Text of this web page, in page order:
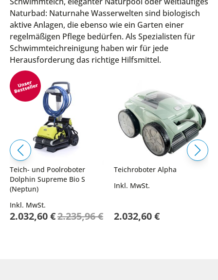
Naturbad: Naturnahe Wasserwelten sind biologisch
aktive Anlagen, die ebenso wie ein Garten einer
regelmäßigen Pflege bedürfen. Als Spezialisten für
Schwimmteichreinigung haben wir für jede
Herausforderung das richtige Hilfsmittel.
Teich- und Poolroboter
Dolphin Supreme Bio S
(Neptun)
Sonderpreis
2.032,60 €2.235,96 €
Inkl. MwSt.
Teichroboter Alpha
2.032,60 €
Inkl. MwSt.